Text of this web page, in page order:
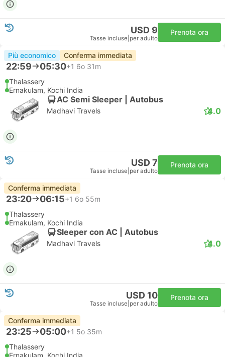
USD 9
Tasse incluse per adulto
Prenota ora
Più economico Conferma immediata
22:59 05:30+1 6o 31m
Thalassery
Ernakulam, Kochi India
AC Semi Sleeper | Autobus
Madhavi Travels 4.0
USD 7
Tasse incluse per adulto
Prenota ora
Conferma immediata
23:20 06:15+1 6o 55m
Thalassery
Ernakulam, Kochi India
Sleeper con AC | Autobus
Madhavi Travels 4.0
USD 10
Tasse incluse per adulto
Prenota ora
Conferma immediata
23:25 05:00+1 5o 35m
Thalassery
Ernakulam, Kochi India